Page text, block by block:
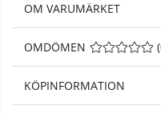
OM VARUMÄRKET
OMDÖMEN (
KÖPINFORMATION